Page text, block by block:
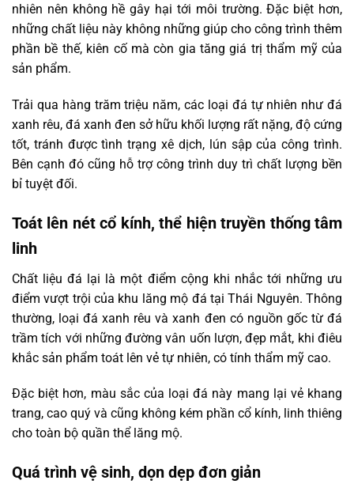
nhiên nên không hề gây hại tới môi trường. Đặc biệt hơn,
những chất liệu này không những giúp cho công trình thêm
phần bề thế, kiên cố mà còn gia tăng giá trị thẩm mỹ của
sản phẩm.
Trải qua hàng trăm triệu năm, các loại đá tự nhiên như đá
xanh rêu, đá xanh đen sở hữu khối lượng rất nặng, độ cứng
tốt, tránh được tình trạng xê dịch, lún sập của công trình.
Bên cạnh đó cũng hỗ trợ công trình duy trì chất lượng bền
bỉ tuyệt đối.
Toát lên nét cổ kính, thể hiện truyền thống tâm
linh
Chất liệu đá lại là một điểm cộng khi nhắc tới những ưu
điểm vượt trội của khu lăng mộ đá tại Thái Nguyên. Thông
thường, loại đá xanh rêu và xanh đen có nguồn gốc từ đá
trầm tích với những đường vân uốn lượn, đẹp mắt, khi điêu
khắc sản phẩm toát lên vẻ tự nhiên, có tính thẩm mỹ cao.
Đặc biệt hơn, màu sắc của loại đá này mang lại vẻ khang
trang, cao quý và cũng không kém phần cổ kính, linh thiêng
cho toàn bộ quần thể lăng mộ.
Quá trình vệ sinh, dọn dẹp đơn giản